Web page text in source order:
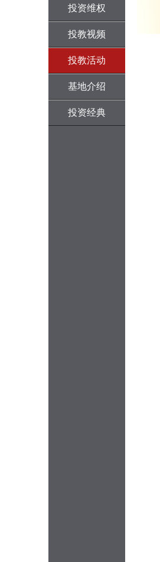
投资维权
投教视频
投教活动
基地介绍
投资经典